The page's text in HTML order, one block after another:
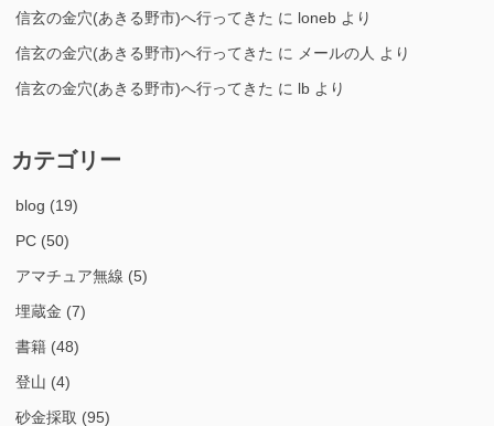
信玄の金穴(あきる野市)へ行ってきた に loneb より
信玄の金穴(あきる野市)へ行ってきた に メールの人 より
信玄の金穴(あきる野市)へ行ってきた に lb より
カテゴリー
blog (19)
PC (50)
アマチュア無線 (5)
埋蔵金 (7)
書籍 (48)
登山 (4)
砂金採取 (95)